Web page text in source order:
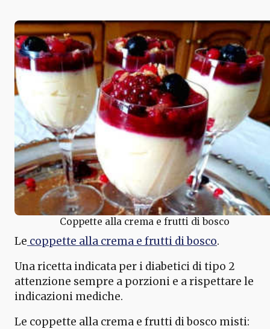
Coppette alla crema e frutti di bosco
Le coppette alla crema e frutti di bosco.
Una ricetta indicata per i diabetici di tipo 2
attenzione sempre a porzioni e a rispettare le
indicazioni mediche.
Le coppette alla crema e frutti di bosco misti: